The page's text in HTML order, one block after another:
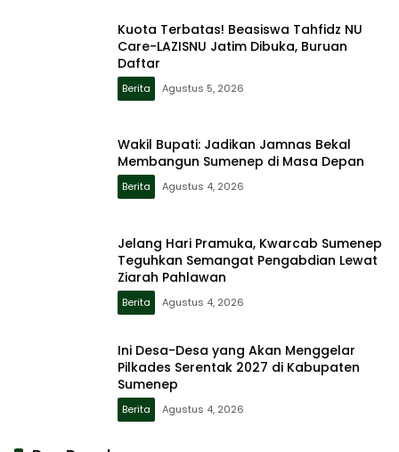
Kuota Terbatas! Beasiswa Tahfidz NU
Care-LAZISNU Jatim Dibuka, Buruan
Daftar
Berita Agustus 5, 2026
Wakil Bupati: Jadikan Jamnas Bekal
Membangun Sumenep di Masa Depan
Berita Agustus 4, 2026
Jelang Hari Pramuka, Kwarcab Sumenep
Teguhkan Semangat Pengabdian Lewat
Ziarah Pahlawan
Berita Agustus 4, 2026
Ini Desa-Desa yang Akan Menggelar
Pilkades Serentak 2027 di Kabupaten
Sumenep
Berita Agustus 4, 2026